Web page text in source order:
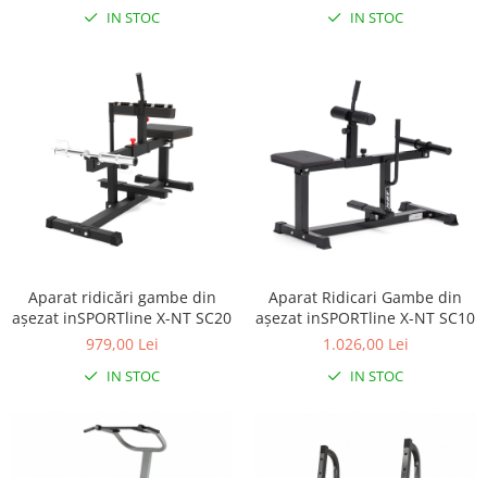
Lampi de veghe
Saltele de infasat
IN STOC IN STOC
Aparat ridicări gambe din
aşezat inSPORTline X-NT SC20
979,00 Lei
IN STOC
Aparat Ridicari Gambe din
aşezat inSPORTline X-NT SC10
1.026,00 Lei
IN STOC